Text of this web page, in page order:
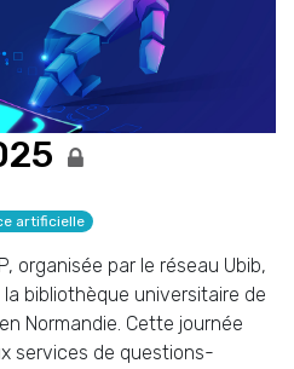
artificielle
organisée par le réseau Ubib,
bibliothèque universitaire de
Normandie. Cette journée
services de questions-